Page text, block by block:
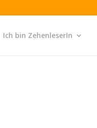
Ich bin ZehenleserIn